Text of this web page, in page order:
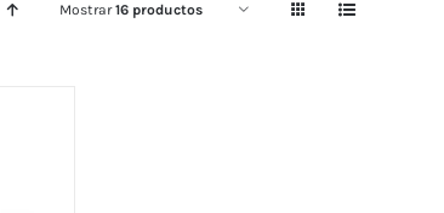
Mostrar16 productos